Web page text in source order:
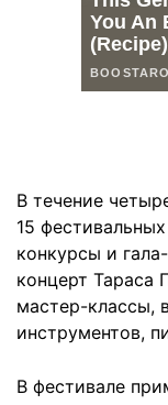
В течение
15
конкурсы и
концерт Тараса
мастер-классы,
инструментов,
В фестивале